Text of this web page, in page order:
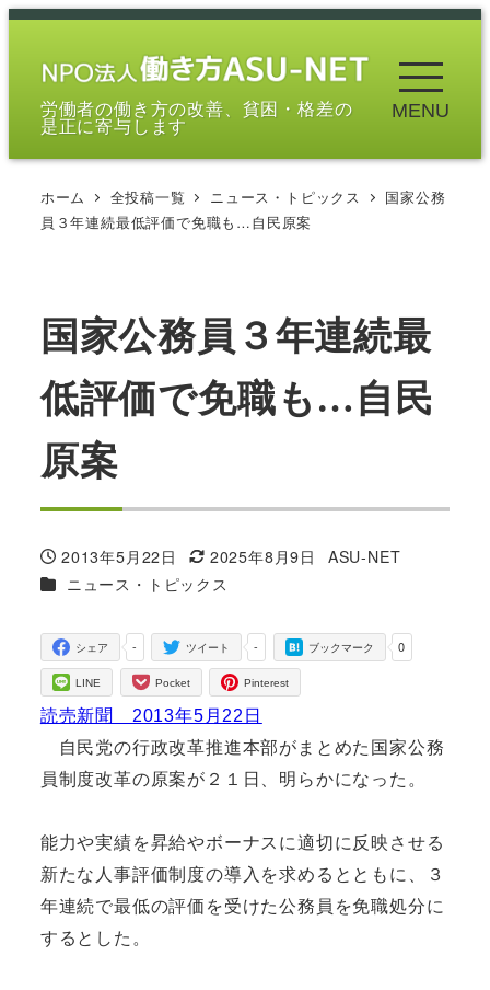
メ
労働者の働き方の改善、貧困・格差の
是正に寄与します
MENU
ホーム 全投稿一覧 ニュース・トピックス
国家公務
員３年連続最低評価で免職も…自民原案
国家公務員３年連続最
低評価で免職も…自民
原案
投稿日
2013年5月22日
更新日
2025年8月9日
著
ASU-NET
カテゴリー
ニュース・トピックス
-
シェア -
ツイート 0
ブックマーク
LINE Pocket Pinterest
読売新聞 2013年5月22日
自民党の行政改革推進本部がまとめた国家公務
員制度改革の原案が２１日、明らかになった。
能力や実績を昇給やボーナスに適切に反映させる
新たな人事評価制度の導入を求めるとともに、３
年連続で最低の評価を受けた公務員を免職処分に
するとした。